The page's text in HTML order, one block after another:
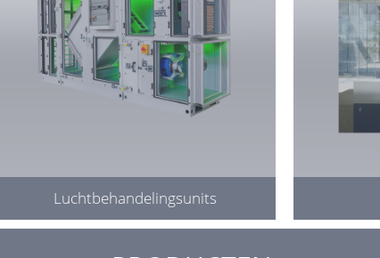
Luchtbehandelingsunits